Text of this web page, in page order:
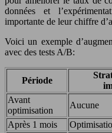
données et
importante de leur chiffre
Voici un exemple
avec des tests A/B:
Période
Avant
optimisation
Aucune
Après 1 mois